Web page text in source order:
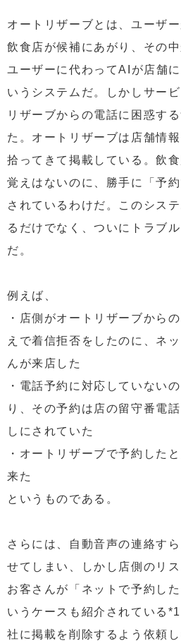
オートリザーブとは、ユーザ
飲食店が候補にあがり、その
ユーザーに代わってAIが店舗
いうシステムだ。しかしサー
リザーブからの電話に困惑す
た。オートリザーブは店舗情
拾ってきて掲載している。飲
覚えはないのに、勝手に「予
されているわけだ。このシス
るだけでなく、ついにトラブ
だ。
例えば、
・店側がオートリザーブから
えで着信拒否をしたのに、ネ
んが来店した
・電話予約に対応していない
り、その予約は店の留守番電
しにされていた
・オートリザーブで予約した
来た
というものである。
さらには、自動音声の連絡す
せてしまい、しかし店側のリ
お客さんが「ネットで予約し
いうケースも紹介されている
社に掲載を削除するよう依頼